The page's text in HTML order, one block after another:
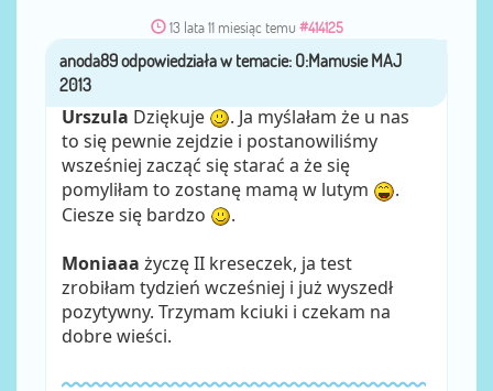
13 lata 11 miesiąc temu #414125
przezanoda89
Urszula Dziękuje
. Ja myślałam że u nas
to się pewnie zejdzie i postanowiliśmy
wsześniej zacząć się starać a że się
pomyliłam to zostanę mamą w lutym
.
Ciesze się bardzo
.
Moniaaa życzę II kreseczek, ja test
zrobiłam tydzień wcześniej i już wyszedł
pozytywny. Trzymam kciuki i czekam na
dobre wieści.